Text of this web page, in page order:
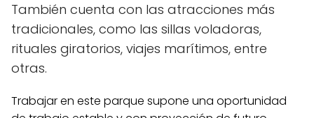
También cuenta con las atracciones más
tradicionales, como las sillas voladoras,
rituales giratorios, viajes marítimos, entre
otras.
Trabajar en este parque supone una oportunidad